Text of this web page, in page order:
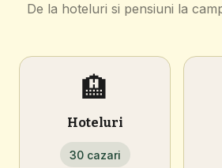
De la hoteluri si pensiuni la
🏨
Hoteluri
30 cazari